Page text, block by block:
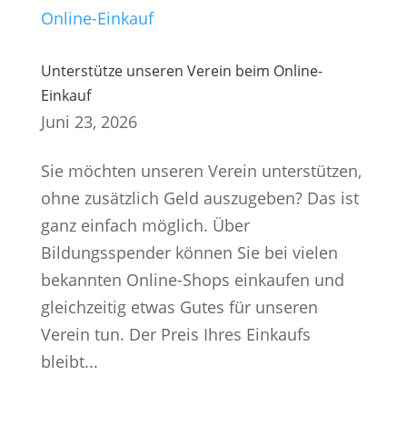
Unterstütze unseren Verein beim Online-
Einkauf
Juni 23, 2026
Sie möchten unseren Verein unterstützen,
ohne zusätzlich Geld auszugeben? Das ist
ganz einfach möglich. Über
Bildungsspender können Sie bei vielen
bekannten Online-Shops einkaufen und
gleichzeitig etwas Gutes für unseren
Verein tun. Der Preis Ihres Einkaufs
bleibt...